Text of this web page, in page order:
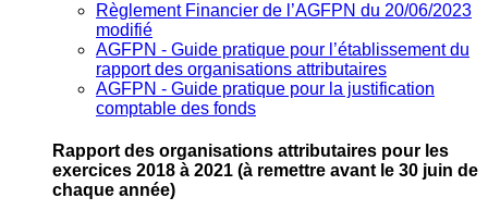
Règlement Financier de l’AGFPN du 20/06/2023
modifié
AGFPN ‐ Guide pratique pour l’établissement du
rapport des organisations attributaires
AGFPN ‐ Guide pratique pour la justification
comptable des fonds
Rapport des organisations attributaires pour les
exercices 2018 à 2021 (à remettre avant le 30 juin de
chaque année)